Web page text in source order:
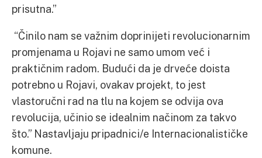
prisutna.”
“Činilo nam se važnim doprinijeti revolucionarnim
promjenama u Rojavi ne samo umom već i
praktičnim radom. Budući da je drveće doista
potrebno u Rojavi, ovakav projekt, to jest
vlastoručni rad na tlu na kojem se odvija ova
revolucija, učinio se idealnim načinom za takvo
što.” Nastavljaju pripadnici/e Internacionalističke
komune.